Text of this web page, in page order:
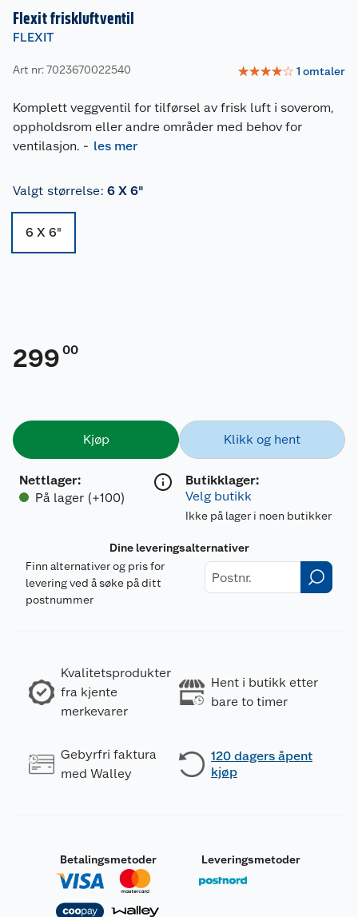
Flexit friskluftventil
FLEXIT
Art nr: 7023670022540 ☆☆☆☆☆ 1 omtaler
Komplett veggventil for tilførsel av frisk luft i soverom,
oppholdsrom eller andre områder med behov for
ventilasjon. - les mer
Valgt størrelse: 6 X 6"
6 X 6"
299 00
Kjøp
Nettlager:
På lager (+100)
Klikk og hent
Butikklager:
Velg butikk
Ikke på lager i noen butikker
Dine leveringsalternativer
Finn alternativer og pris for
levering ved å søke på ditt
postnummer
Kvalitetsprodukter
fra kjente
merkevarer
Hent i butikk etter
bare to timer
Gebyrfri faktura
med Walley
120 dagers åpent
kjøp
Betalingsmetoder Leveringsmetoder